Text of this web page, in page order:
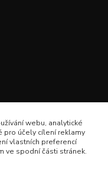
webu, analytické
pro účely cílení reklamy
vlastních preferencí
ve spodní části stránek.